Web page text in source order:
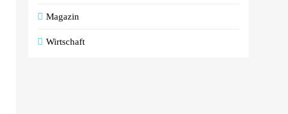
Magazin
Wirtschaft